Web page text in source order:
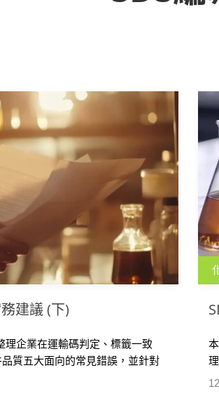
建議 (下)
企業在運輸碼判定、標籤一致
質五大面向的常見錯誤，並針對
面檢視 SDS 合規缺口，降低查核